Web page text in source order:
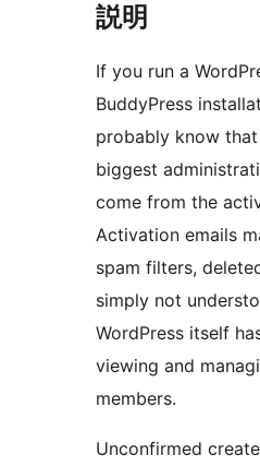
説明
If you run a
BuddyPress
probably know
biggest
come from the
Activation emails
spam filters,
simply not
WordPress itself
viewing and
members.
Unconfirmed